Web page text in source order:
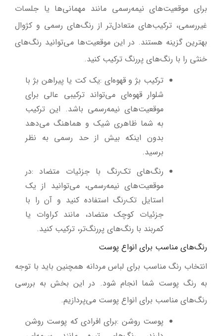
برای موقعیت‌های نیمه‌رسمی مانند مهمانی‌ها یا جلسات
غیررسمی، ترکیب‌های متعادل‌تر از رنگ‌های رسمی و کژوال
بهترین گزینه هستند. در این موقعیت‌ها می‌توانید رنگ‌های
خنثی را با رنگ‌های پررنگ ترکیب کنید.
ترکیب بژ و قهوه‌ای :یک کت یا پیراهن بژ با
شلوار قهوه‌ای می‌تواند ترکیبی عالی برای
موقعیت‌های نیمه‌رسمی باشد. این ترکیب
به شما ظاهری شیک و هماهنگ می‌دهد
بدون اینکه بیش از حد رسمی به نظر
برسید.
رنگ‌های تک‌رنگ با جزئیات متضاد:در
موقعیت‌های نیمه‌رسمی، می‌توانید از یک
استایل تک‌رنگ استفاده کنید و آن را با
جزئیات کوچک متضاد، مانند کراوات یا
کمربند با رنگ‌های پررنگ‌تر، ترکیب کنید.
رنگ‌های مناسب برای انواع پوست
انتخاب رنگ مناسب برای لباس مردانه همچنین باید با توجه
به رنگ پوست شما انجام شود. در این بخش به بررسی
رنگ‌های مناسب برای انواع پوست می‌پردازیم.
پوست روشن :برای افرادی که پوست روشن